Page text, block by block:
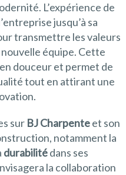
L’expérience de
jusqu’à sa
transmettre les valeurs
équipe. Cette
douceur et permet de
tout en attirant une
sur BJ Charpenteet son
notamment la
durabilitédans ses
la collaboration